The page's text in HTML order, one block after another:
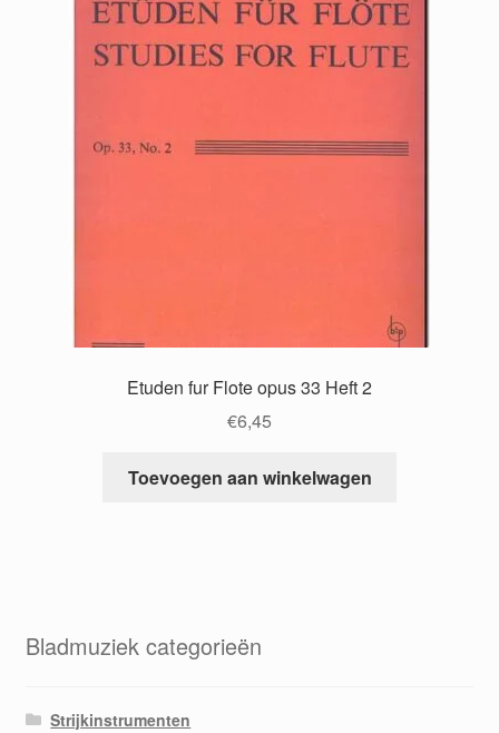
Etuden fur Flote opus 33 Heft 2
€6,45
Toevoegen aan winkelwagen
Bladmuziek categorieën
Strijkinstrumenten